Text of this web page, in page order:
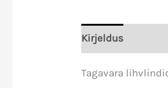
Kirjeldus
Tagavara